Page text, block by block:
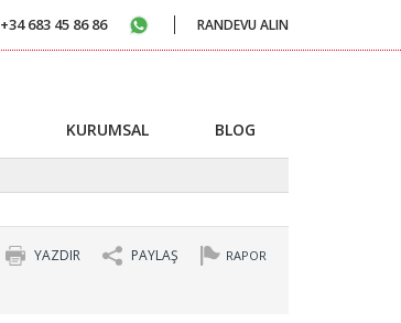
RAPOR
PAYLAŞ
YAZDIR
+34 683 45 86 86 RANDEVU ALIN
KURUMSAL BLOG